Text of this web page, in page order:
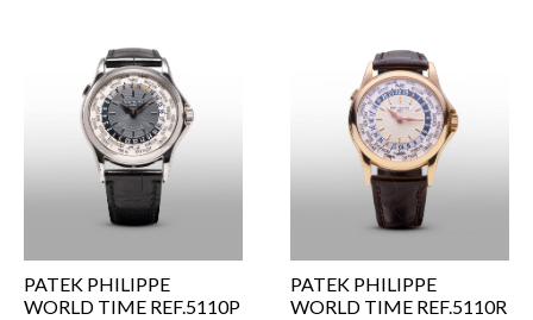
PATEK PHILIPPE
WORLD TIME REF.5110P
PATEK PHILIPPE
WORLD TIME REF.5110R